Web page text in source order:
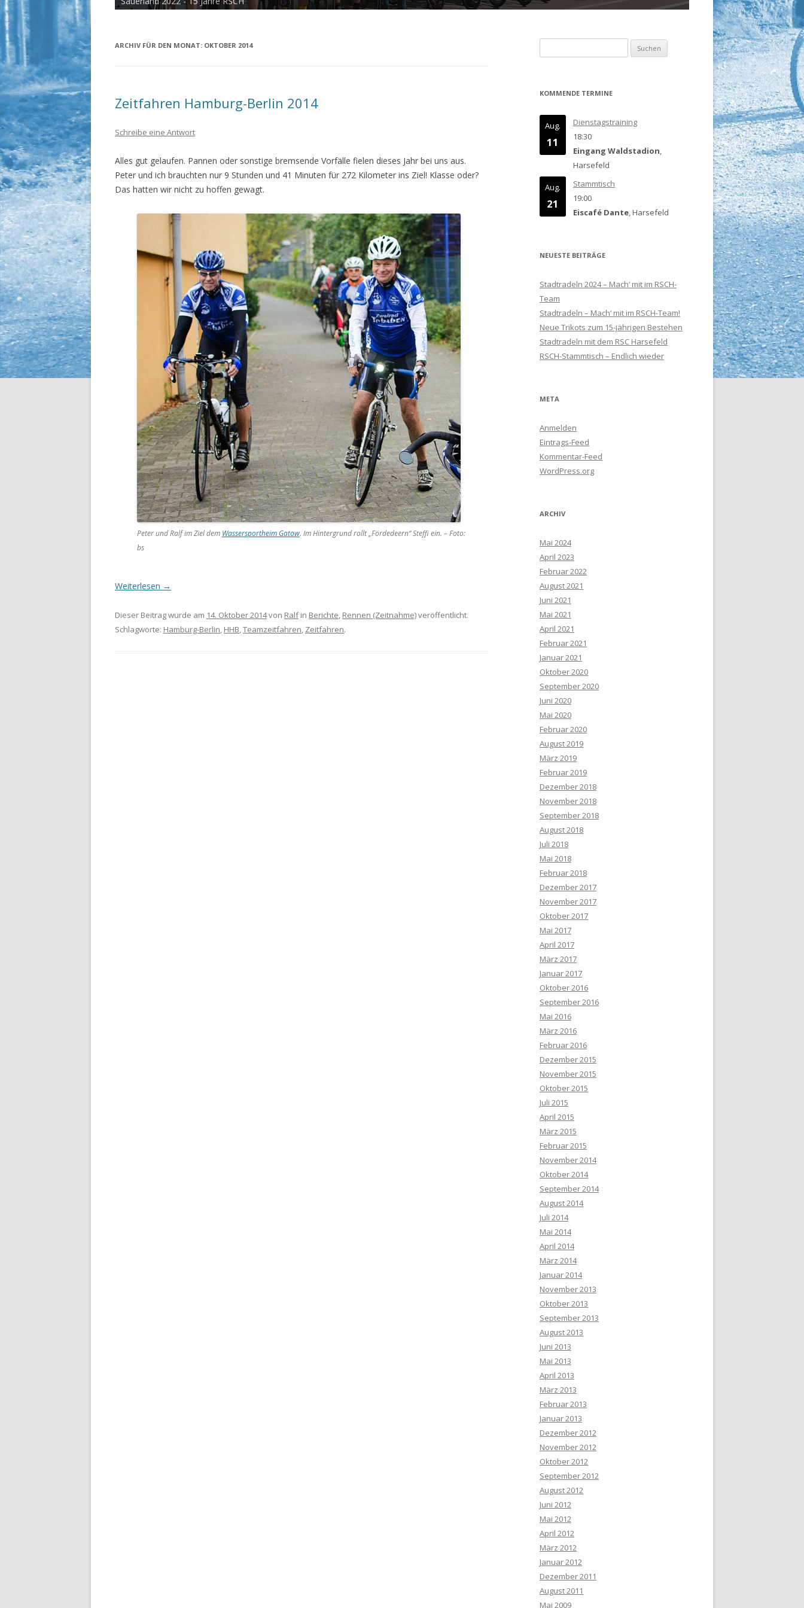
ARCHIV FÜR DEN MONAT: OKTOBER 2014
Zeitfahren Hamburg-Berlin 2014
Schreibe eine Antwort
Alles gut gelaufen. Pannen oder sonstige bremsende Vorfälle fielen dieses Jahr bei uns aus.
Peter und ich brauchten nur 9 Stunden und 41 Minuten für 272 Kilometer ins Ziel! Klasse oder?
Das hatten wir nicht zu hoffen gewagt.
Peter und Ralf im Ziel dem Wassersportheim Gatow. Im Hintergrund rollt „Fördedeern“ Steffi ein. – Foto:
bs
Weiterlesen →
Dieser Beitrag wurde am 14. Oktober 2014von Ralfin Berichte, Rennen (Zeitnahme)veröffentlicht.
Schlagworte: Hamburg-Berlin, HHB,Teamzeitfahren, Zeitfahren.
nach:
KOMMENDE TERMINE
Aug.
11
Dienstagstraining
18:30
Eingang Waldstadion,
Harsefeld
Aug.
21
Stammtisch
19:00
Eiscafé Dante, Harsefeld
NEUESTE BEITRÄGE
Stadtradeln 2024 – Mach‘ mit im RSCH-
Team
Stadtradeln – Mach‘ mit im RSCH-Team!
Neue Trikots zum 15-jährigen Bestehen
Stadtradeln mit dem RSC Harsefeld
RSCH-Stammtisch – Endlich wieder
META
Anmelden
Eintrags-Feed
Kommentar-Feed
WordPress.org
ARCHIV
Mai 2024
April 2023
Februar 2022
August 2021
Juni 2021
Mai 2021
April 2021
Februar 2021
Januar 2021
Oktober 2020
September 2020
Juni 2020
Mai 2020
Februar 2020
August 2019
März 2019
Februar 2019
Dezember 2018
November 2018
September 2018
August 2018
Juli 2018
Mai 2018
Februar 2018
Dezember 2017
November 2017
Oktober 2017
Mai 2017
April 2017
März 2017
Januar 2017
Oktober 2016
September 2016
Mai 2016
März 2016
Februar 2016
Dezember 2015
November 2015
Oktober 2015
Juli 2015
April 2015
März 2015
Februar 2015
November 2014
Oktober 2014
September 2014
August 2014
Juli 2014
Mai 2014
April 2014
März 2014
Januar 2014
November 2013
Oktober 2013
September 2013
August 2013
Juni 2013
Mai 2013
April 2013
März 2013
Februar 2013
Januar 2013
Dezember 2012
November 2012
Oktober 2012
September 2012
August 2012
Juni 2012
Mai 2012
April 2012
März 2012
Januar 2012
Dezember 2011
August 2011
Mai 2009